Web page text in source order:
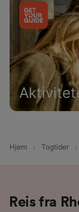
Hjem Togtider
Reis fra